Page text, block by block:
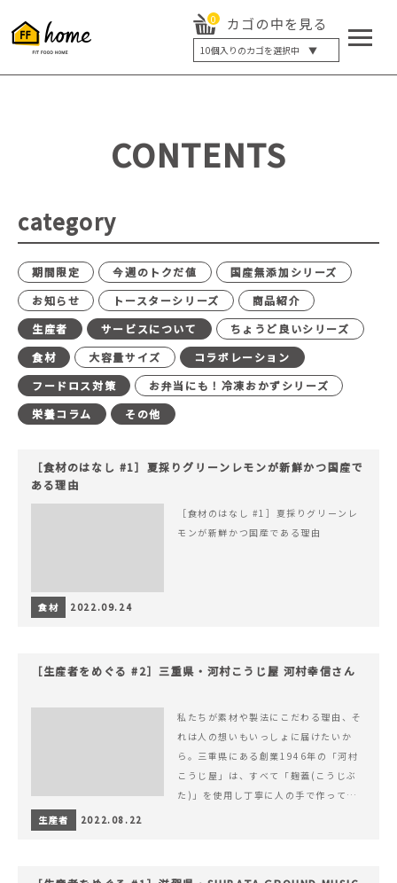
0 カゴの中を見る
10個入りのカゴを選択中 ▼
5個入り
20個入り
最大12%OFF
CONTENTS
category
期間限定 今週のトクだ値
国産無添加シリーズ
お知らせ
トースターシリーズ
商品紹介
生産者
サービスについて
ちょうど良いシリーズ
食材
大容量サイズ
コラボレーション
フードロス対策
お弁当にも！冷凍おかずシリーズ
栄養コラム
その他
［食材のはなし #1］夏採りグリーンレモンが新鮮かつ国産で
ある理由
［食材のはなし #1］夏採りグリーンレ
モンが新鮮かつ国産である理由
食材 2022.09.24
［生産者をめぐる #2］三重県・河村こうじ屋 河村幸信さん
私たちが素材や製法にこだわる理由、そ
れは人の想いもいっしょに届けたいか
ら。三重県にある創業1946年の「河村
こうじ屋」は、すべて「麹蓋(こうじぶ
た)」を使用し丁寧に人の手で作ってい
生産者 2022.08.22